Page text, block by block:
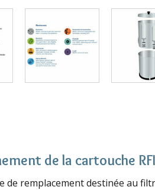
de la cartouche
de remplacement destinée au